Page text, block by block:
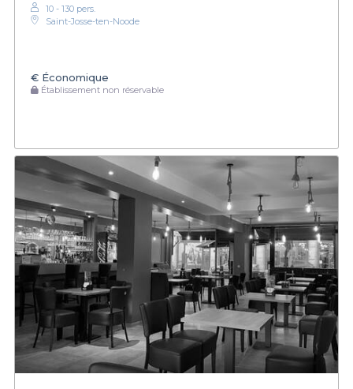
10 - 130 pers.
Saint-Josse-ten-Noode
€ Économique
Établissement non réservable